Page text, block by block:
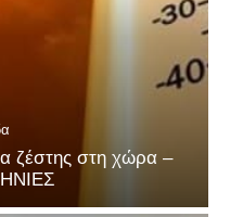
ζέστης στη χώρα –